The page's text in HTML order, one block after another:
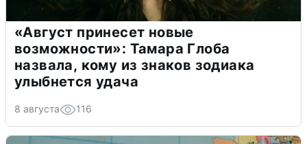
«Август принесет новые
возможности»: Тамара Глоба
назвала, кому из знаков зодиака
улыбнется удача
8 августа 116